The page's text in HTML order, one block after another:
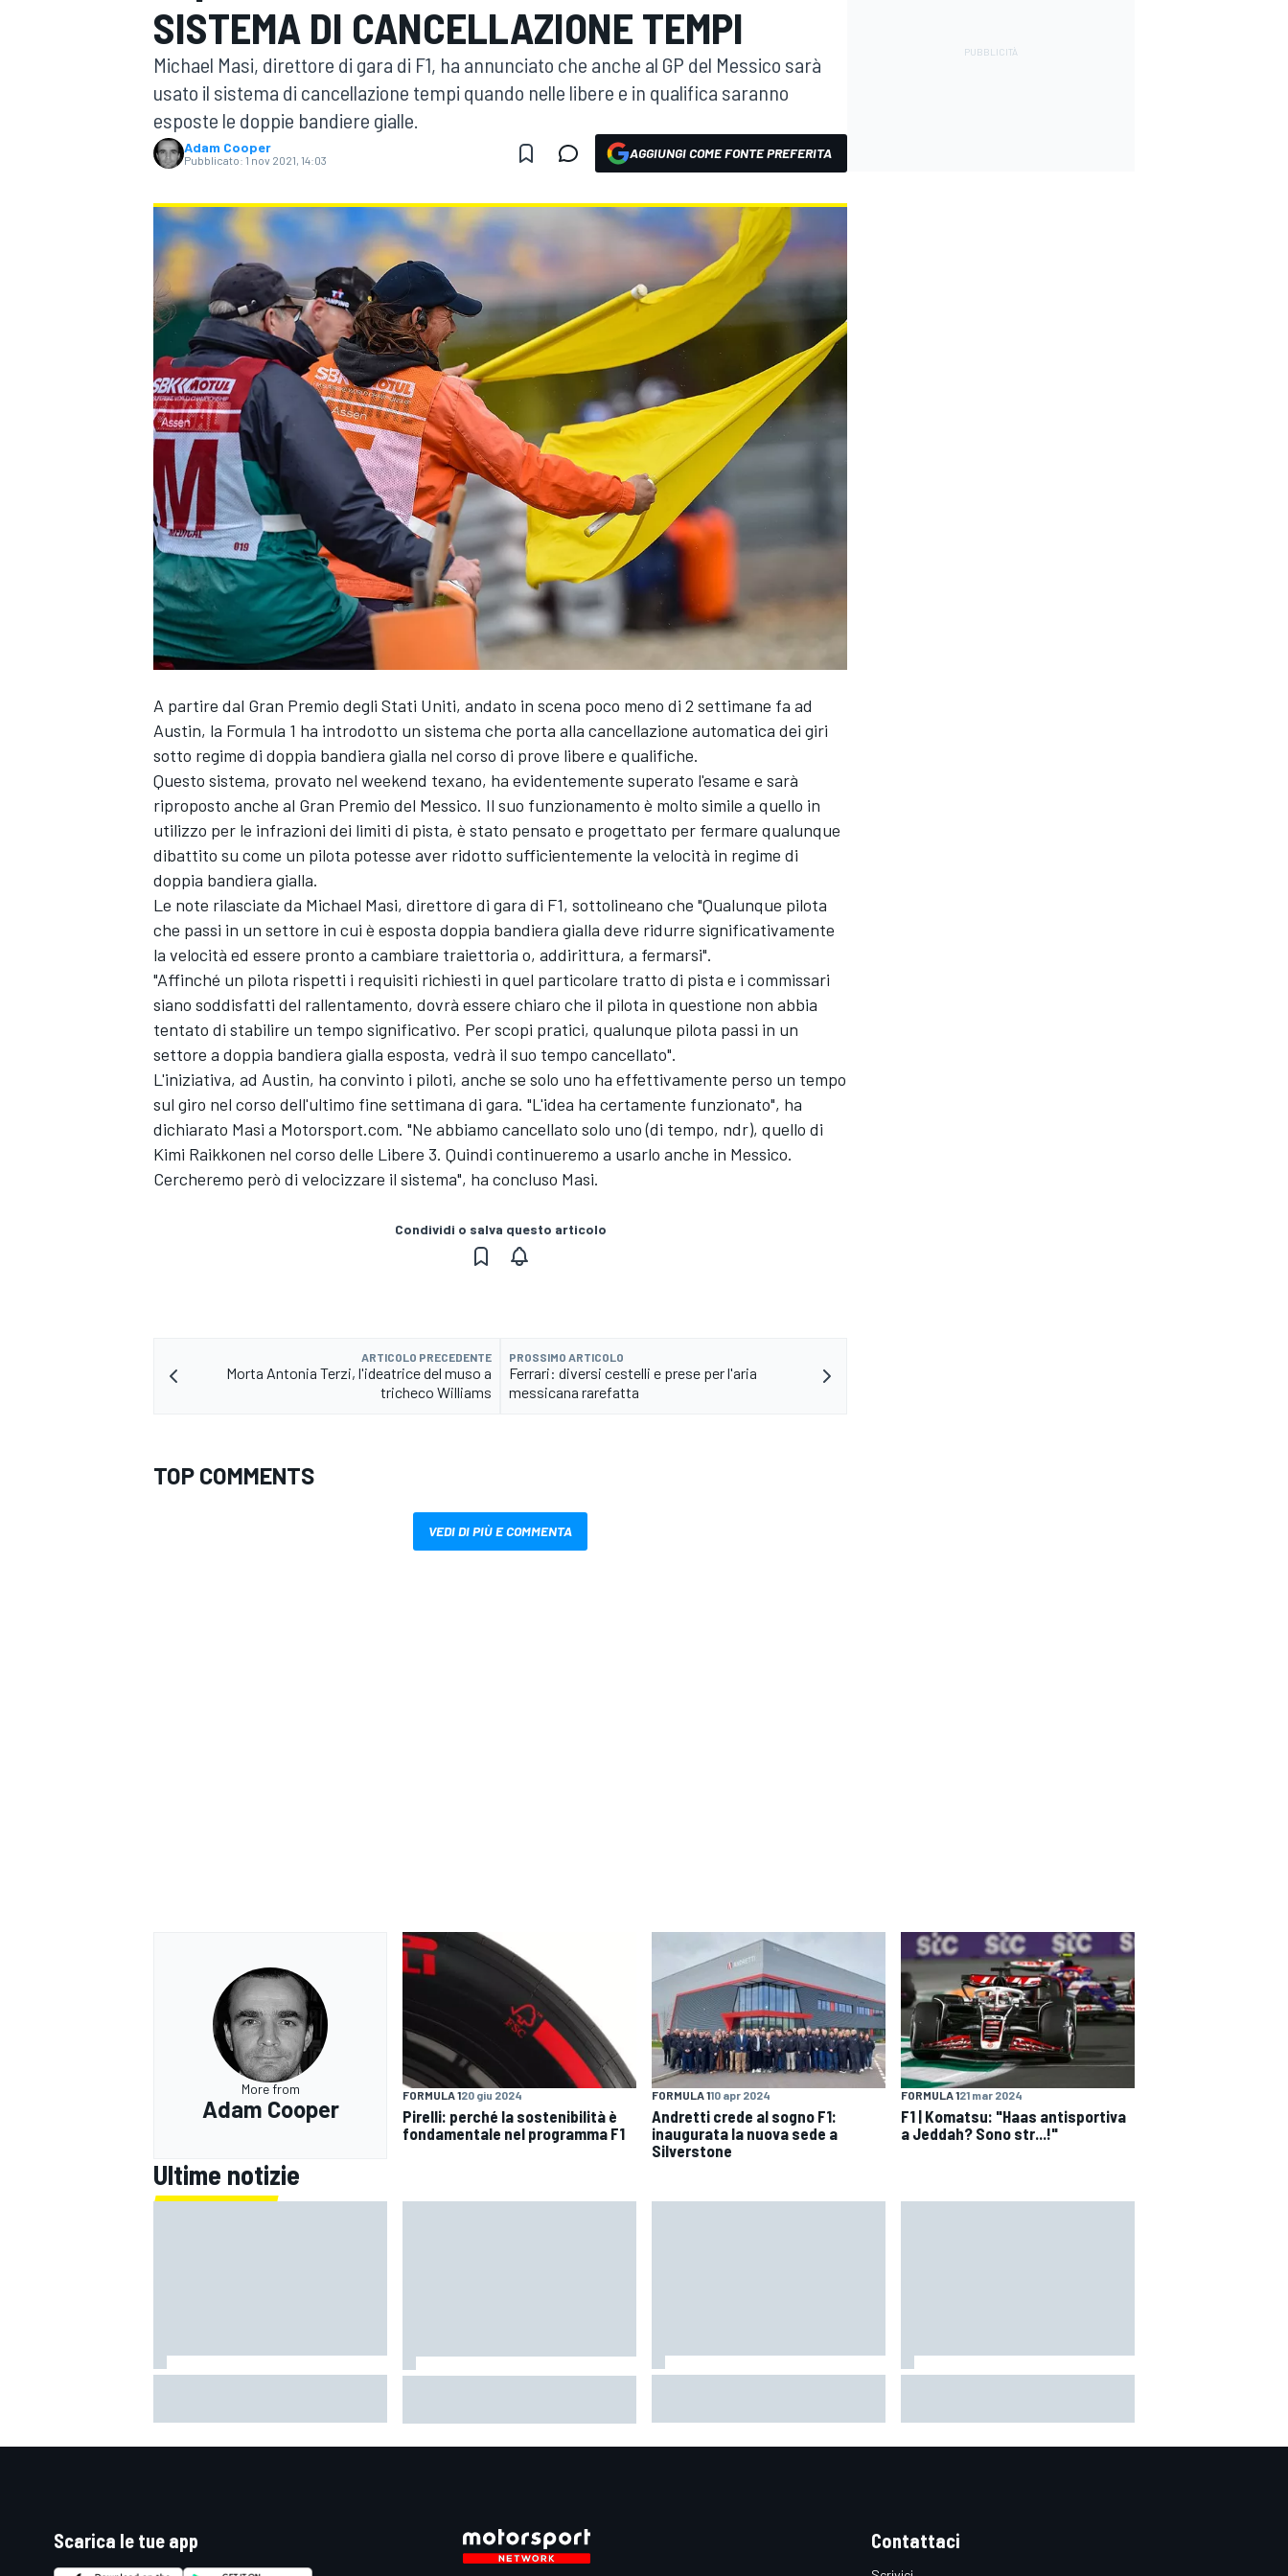
MOTOGP WEC
WRC
MONOPOSTO
SISTEMA DI CANCELLAZIONE TEMPI
Michael Masi, direttore di gara di F1, ha annunciato che anche al GP del Messico sarà
usato il sistema di cancellazione tempi quando nelle libere e in qualifica saranno
esposte le doppie bandiere gialle.
Adam Cooper
Pubblicato: 1 nov 2021, 14:03 AGGIUNGI COME FONTE PREFERITA
A partire dal Gran Premio degli Stati Uniti, andato in scena poco meno di 2 settimane fa ad
Austin, la Formula 1 ha introdotto un sistema che porta alla cancellazione automatica dei giri
sotto regime di doppia bandiera gialla nel corso di prove libere e qualifiche.
Questo sistema, provato nel weekend texano, ha evidentemente superato l'esame e sarà
riproposto anche al Gran Premio del Messico. Il suo funzionamento è molto simile a quello in
utilizzo per le infrazioni dei limiti di pista, è stato pensato e progettato per fermare qualunque
dibattito su come un pilota potesse aver ridotto sufficientemente la velocità in regime di
doppia bandiera gialla.
Le note rilasciate da Michael Masi, direttore di gara di F1, sottolineano che "Qualunque pilota
che passi in un settore in cui è esposta doppia bandiera gialla deve ridurre significativamente
la velocità ed essere pronto a cambiare traiettoria o, addirittura, a fermarsi".
"Affinché un pilota rispetti i requisiti richiesti in quel particolare tratto di pista e i commissari
siano soddisfatti del rallentamento, dovrà essere chiaro che il pilota in questione non abbia
tentato di stabilire un tempo significativo. Per scopi pratici, qualunque pilota passi in un
settore a doppia bandiera gialla esposta, vedrà il suo tempo cancellato".
L'iniziativa, ad Austin, ha convinto i piloti, anche se solo uno ha effettivamente perso un tempo
sul giro nel corso dell'ultimo fine settimana di gara. "L'idea ha certamente funzionato", ha
dichiarato Masi a Motorsport.com. "Ne abbiamo cancellato solo uno (di tempo, ndr), quello di
Kimi Raikkonen nel corso delle Libere 3. Quindi continueremo a usarlo anche in Messico.
Cercheremo però di velocizzare il sistema", ha concluso Masi.
Condividi o salva questo articolo
ARTICOLO PRECEDENTE
Morta Antonia Terzi, l'ideatrice del muso a
tricheco Williams
PROSSIMO ARTICOLO
Ferrari: diversi cestelli e prese per l'aria
messicana rarefatta
TOP COMMENTS
VEDI DI PIÙ E COMMENTA
More from
Adam Cooper
FORMULA 120 giu 2024
Pirelli: perché la sostenibilità è
fondamentale nel programma F1
FORMULA 110 apr 2024
Andretti crede al sogno F1:
inaugurata la nuova sede a
Silverstone
FORMULA 121 mar 2024
F1 | Komatsu: "Haas antisportiva
a Jeddah? Sono str...!"
Ultime notizie
capire come fa"
cui ora vado un po' peggio"
guidare un trapano da cantiere!"
Scarica le tue app Contattaci